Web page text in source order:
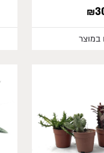
₪
במוצר